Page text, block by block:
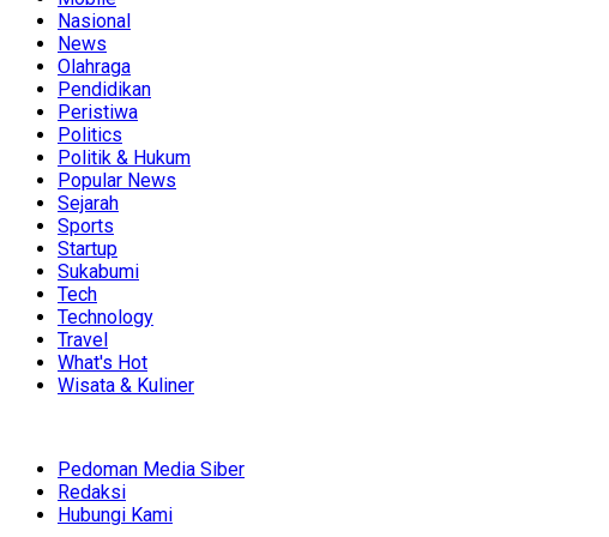
Nasional
News
Olahraga
Pendidikan
Peristiwa
Politics
Politik & Hukum
Popular News
Sejarah
Sports
Startup
Sukabumi
Tech
Technology
Travel
What's Hot
Wisata & Kuliner
Pedoman Media Siber
Redaksi
Hubungi Kami